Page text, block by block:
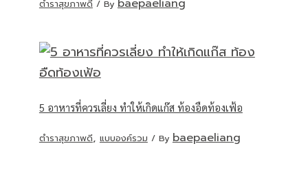
ตำราสุขภาพดี / By baepaeliang
5 อาหารที่ควรเลี่ยง ทำให้เกิดแก๊ส ท้องอืดท้องเฟ้อ
ตำราสุขภาพดี, แบบองค์รวม / By baepaeliang